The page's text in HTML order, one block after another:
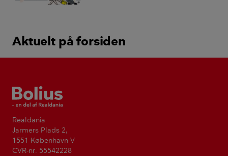
Aktuelt på forsiden
Bolius
Realdania
Jarmers Plads 2,
1551 København V
CVR-nr. 55542228